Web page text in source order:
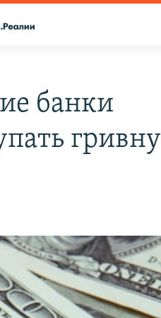
банки
гривну